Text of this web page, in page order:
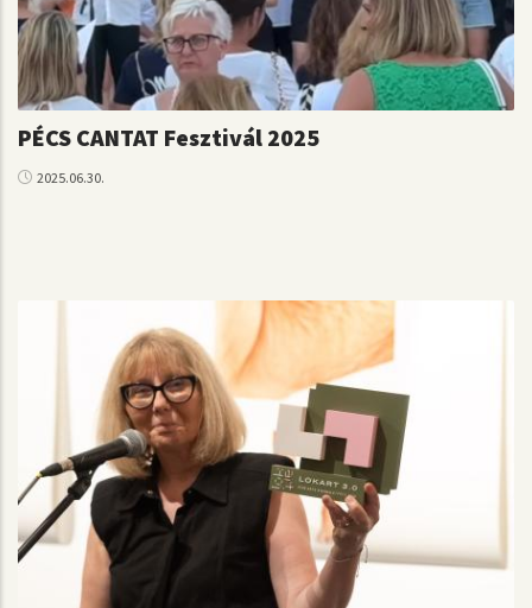
PÉCS CANTAT Fesztivál 2025
2025.06.30.